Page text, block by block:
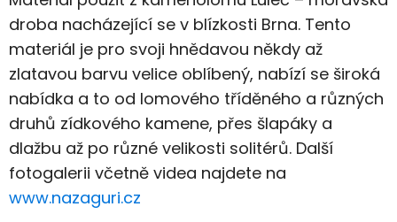
droba nacházející se v blízkosti Brna. Tento
materiál je pro svoji hnědavou někdy až
zlatavou barvu velice oblíbený, nabízí se široká
nabídka a to od lomového tříděného a různých
druhů zídkového kamene, přes šlapáky a
dlažbu až po různé velikosti solitérů. Další
fotogalerii včetně videa najdete na
www.nazaguri.cz